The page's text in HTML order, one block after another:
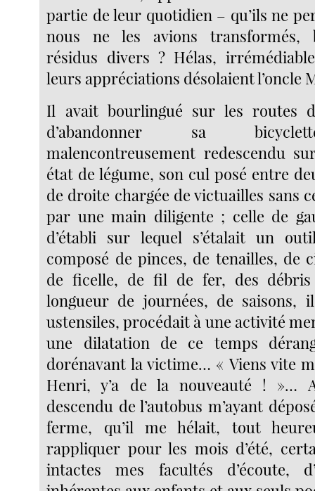
partie de leur quotidien – qu’ils ne
nous ne les avions transformés,
résidus divers ? Hélas,
leurs appréciations désolaient l’oncle
Il avait bourlingué sur les routes
d’abandonner sa
malencontreusement redescendu
état de légume, son cul posé entre
de droite chargée de victuailles sans
par une main diligente ; celle de
d’établi sur lequel s’étalait un
composé de pinces, de tenailles, de
de ficelle, de fil de fer, des
longueur de journées, de saisons,
ustensiles, procédait à une activité
une dilatation de ce temps
dorénavant la victime… « Viens vite
Henri, y’a de la nouveauté ! »…
descendu de l’autobus m’ayant
ferme, qu’il me hélait, tout
rappliquer pour les mois d’été,
intactes mes facultés d’écoute,